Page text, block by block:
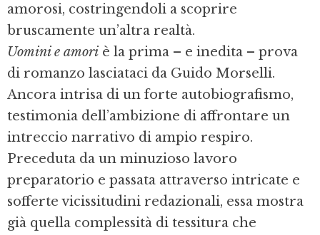
amorosi, costringendoli a scoprire
bruscamente un’altra realtà.
Uomini e amori è la prima – e inedita – prova
di romanzo lasciataci da Guido Morselli.
Ancora intrisa di un forte autobiografismo,
testimonia dell’ambizione di affrontare un
intreccio narrativo di ampio respiro.
Preceduta da un minuzioso lavoro
preparatorio e passata attraverso intricate e
sofferte vicissitudini redazionali, essa mostra
già quella complessità di tessitura che